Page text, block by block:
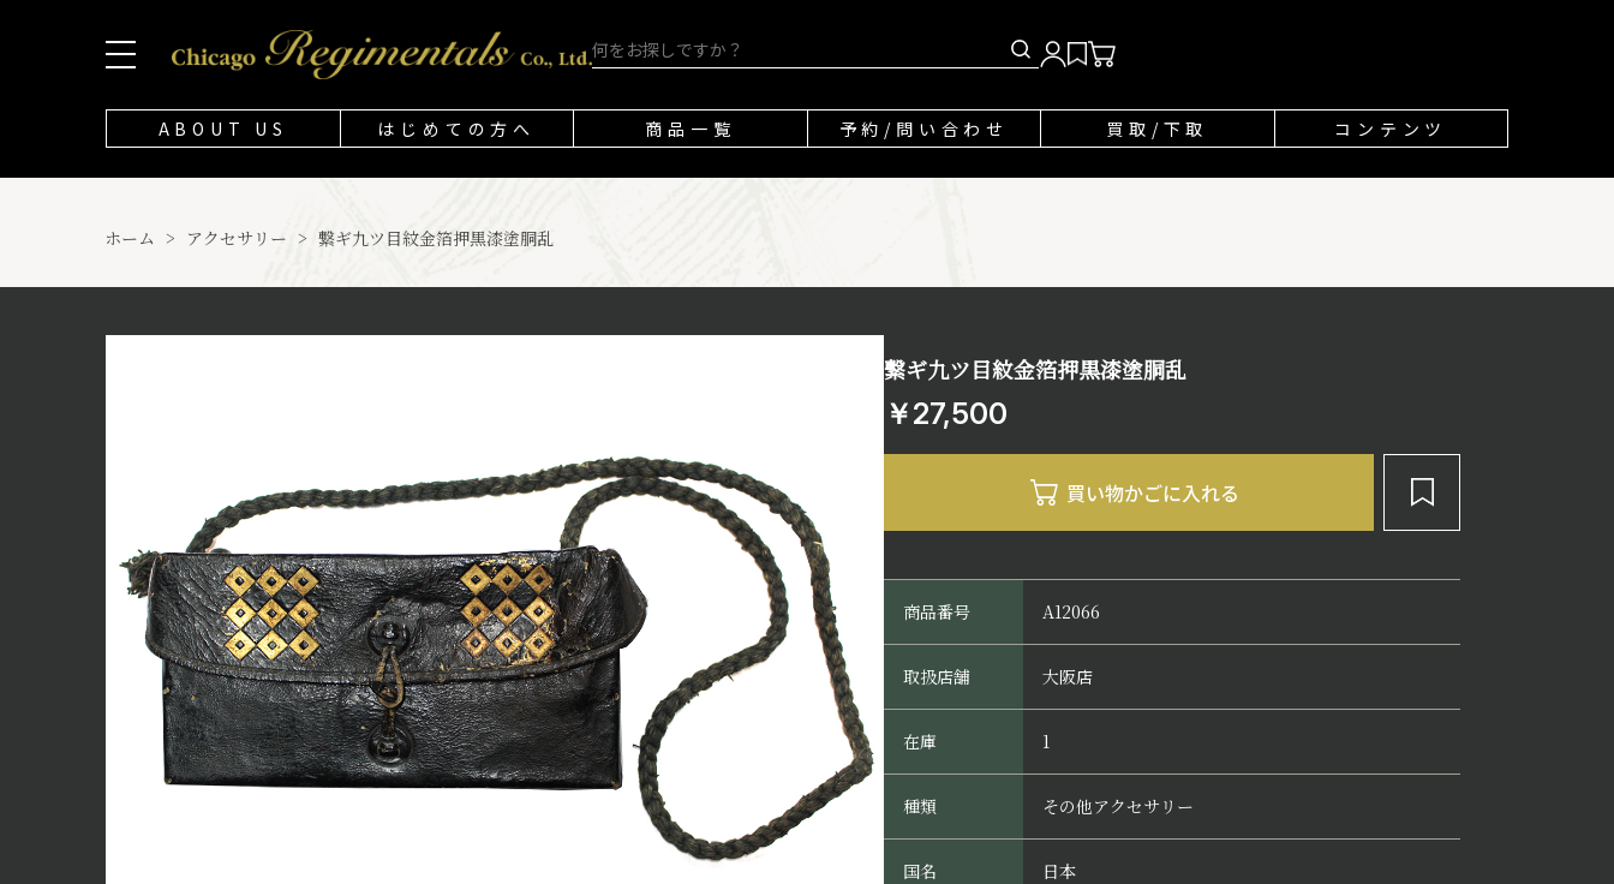
ABOUT US はじめての方へ 商品一覧 予約/問い合わせ 買取/下取 コンテンツ
ホーム > アクセサリー > 繋ギ九ツ目紋金箔押黒漆塗胴乱
繋ギ九ツ目紋金箔押黒漆塗胴乱
￥27,500
商品番号 A12066
取扱店舗 大阪店
在庫 1
種類 その他アクセサリー
国名 日本